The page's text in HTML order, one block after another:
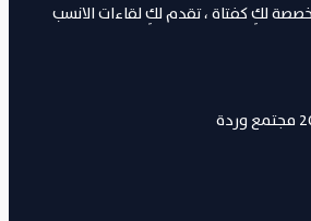
لكِ كفتاة ، تقدم لكِ لقاءات الانسب